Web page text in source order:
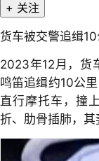
+ 关注
货车被交警追缉10
2023年12月，货
鸣笛追缉约10公
直行摩托车，撞
折、肋骨插肺，其